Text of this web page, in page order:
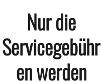
Nur die
Servicegebühr
en werden